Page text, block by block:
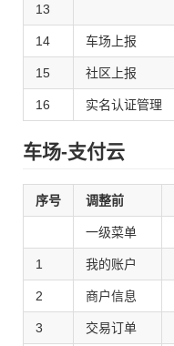
13
14 车场上报
15 社区上报
16 实名认证管理
车场-支付云
序号 调整前
一级菜单
1 我的账户
2 商户信息
3 交易订单